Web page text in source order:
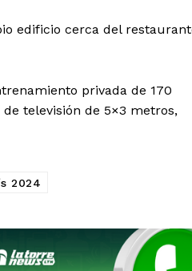
edificio cerca del
privada de 170
televisión de 5×3 metros,
2024